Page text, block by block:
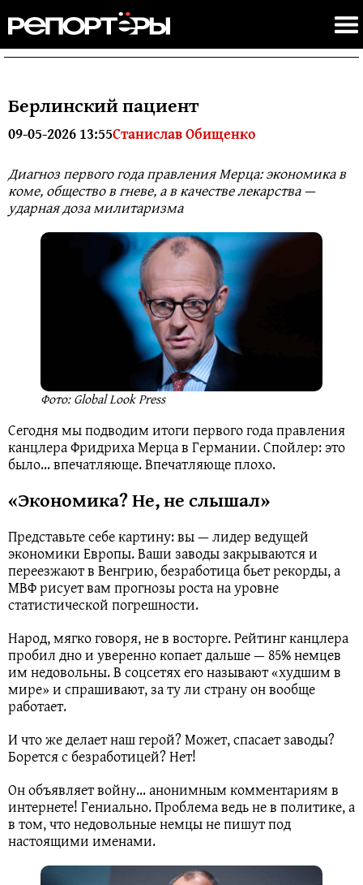
Берлинский пациент
09-05-2026 13:55Станислав Обищенко
Диагноз первого года правления Мерца: экономика в
коме, общество в гневе, а в качестве лекарства —
ударная доза милитаризма
Фото: Global Look Press
Сегодня мы подводим итоги первого года правления
канцлера Фридриха Мерца в Германии. Спойлер: это
было… впечатляюще. Впечатляюще плохо.
«Экономика? Не, не слышал»
Представьте себе картину: вы — лидер ведущей
экономики Европы. Ваши заводы закрываются и
переезжают в Венгрию, безработица бьет рекорды, а
МВФ рисует вам прогнозы роста на уровне
статистической погрешности.
Народ, мягко говоря, не в восторге. Рейтинг канцлера
пробил дно и уверенно копает дальше — 85% немцев
им недовольны. В соцсетях его называют «худшим в
мире» и спрашивают, за ту ли страну он вообще
работает.
И что же делает наш герой? Может, спасает заводы?
Борется с безработицей? Нет!
Он объявляет войну… анонимным комментариям в
интернете! Гениально. Проблема ведь не в политике, а
в том, что недовольные немцы не пишут под
настоящими именами.